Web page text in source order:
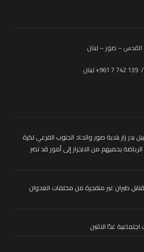
– صور – لبنان
بدر زار بلدية صور واتحاد الجنوب الفرعي لكرة
يحميهم من الانجرار إلى أمور قد تضر
طيران غير منفجرة من مخلفات العدوان
غدًا الاثنين